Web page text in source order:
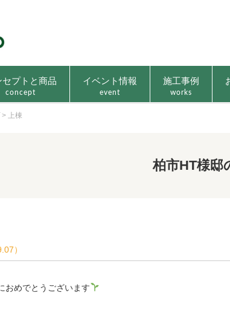
セプトと商品
concept
イベント情報
event
施工事例
works
> 上棟
柏市HT様邸
）
おめでとうございます